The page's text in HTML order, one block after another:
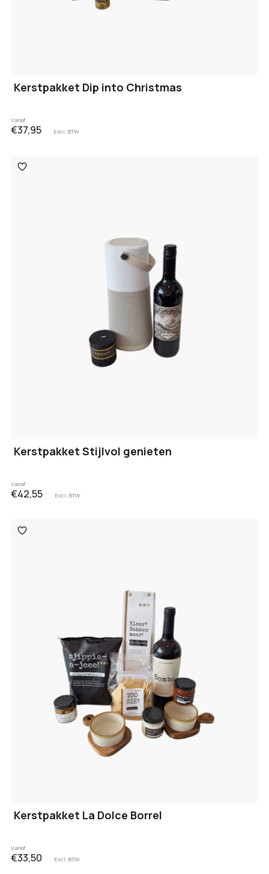
Kerstpakket Dip into Christmas
Vanaf
€37,95 Excl. BTW
Toevoegen
aan
Kerstpakket Stijlvol genieten
Vanaf
€42,55 Excl. BTW
Toevoegen
aan
Kerstpakket La Dolce Borrel
Vanaf
€33,50 Excl. BTW